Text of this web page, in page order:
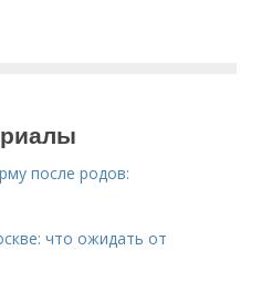
после родов:
что ожидать от